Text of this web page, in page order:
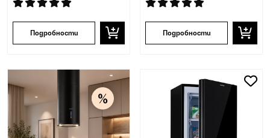
Подробности Подробности